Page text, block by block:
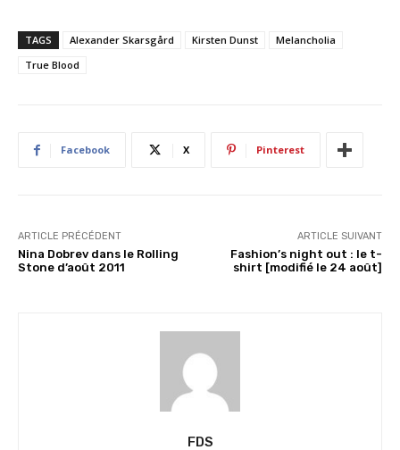
r
g
e
t
TAGS Alexander Skarsgård Kirsten Dunst
Melancholia
True Blood
Facebook X Pinterest
ARTICLE PRÉCÉDENT
Nina Dobrev dans le Rolling
Stone d’août 2011
ARTICLE SUIVANT
Fashion’s night out : le t-
shirt [modifié le 24 août]
FDS